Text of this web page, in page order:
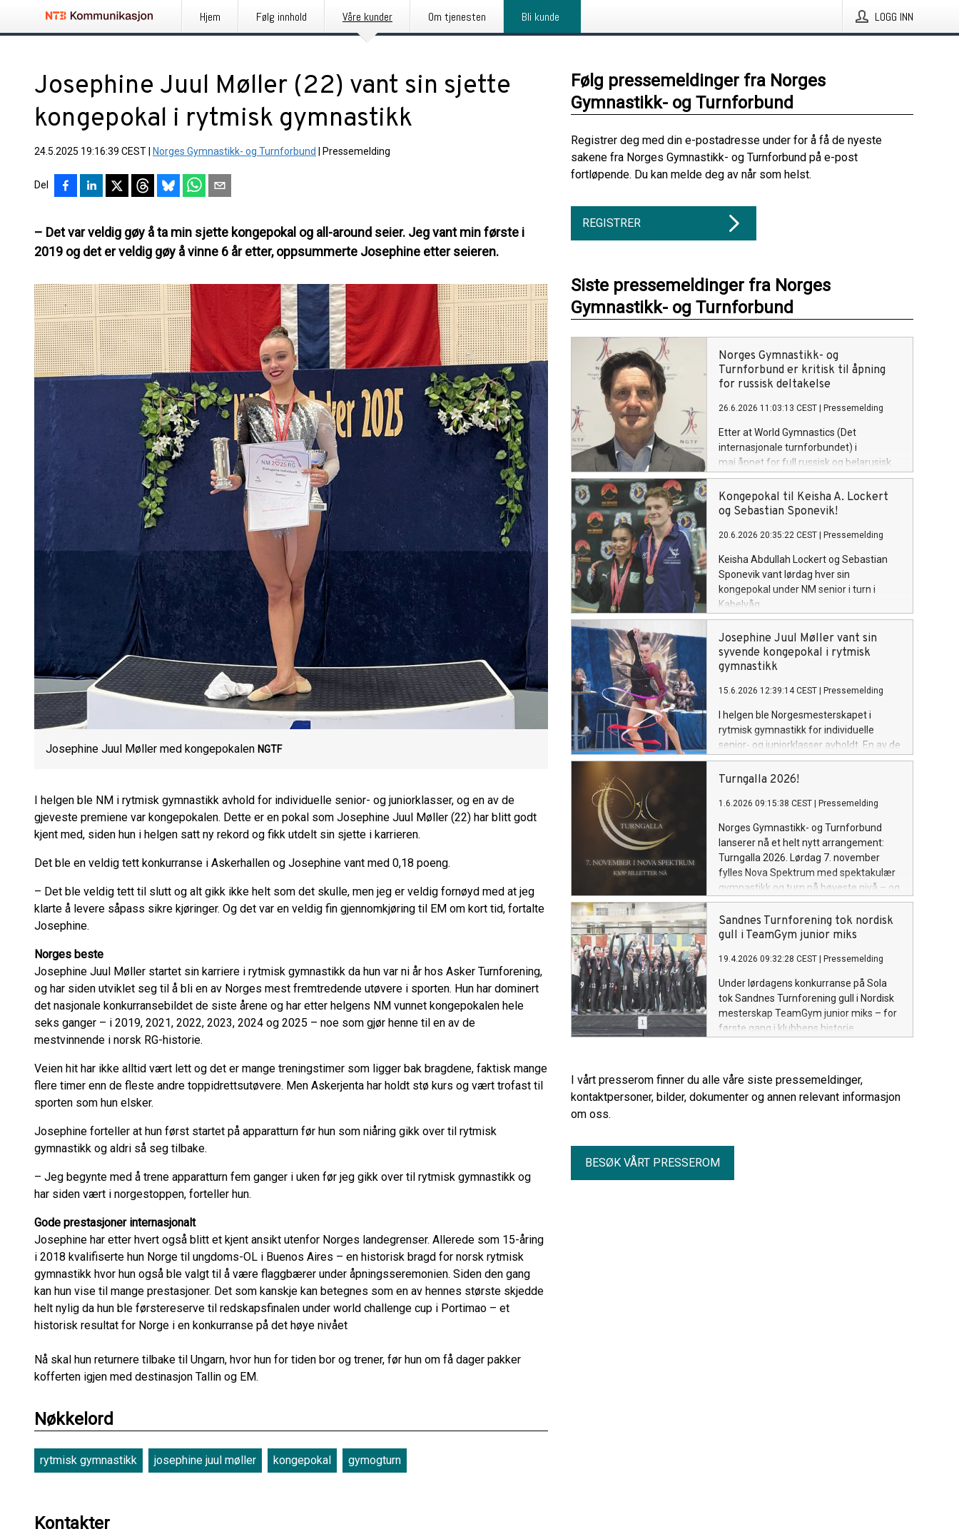
Hjem Følg innhold Våre kunder Om tjenesten Bli kunde LOGG INN
Josephine Juul Møller (22) vant sin sjette
kongepokal i rytmisk gymnastikk
24.5.2025 19:16:39 CEST Norges Gymnastikk- og Turnforbund Pressemelding
Del
– Det var veldig gøy å ta min sjette kongepokal og all-around seier. Jeg vant min første i
2019 og det er veldig gøy å vinne 6 år etter, oppsummerte Josephine etter seieren.
Josephine Juul Møller med kongepokalen NGTF
I helgen ble NM i rytmisk gymnastikk avhold for individuelle senior- og juniorklasser, og en av de
gjeveste premiene var kongepokalen. Dette er en pokal som Josephine Juul Møller (22) har blitt godt
kjent med, siden hun i helgen satt ny rekord og fikk utdelt sin sjette i karrieren.
Det ble en veldig tett konkurranse i Askerhallen og Josephine vant med 0,18 poeng.
– Det ble veldig tett til slutt og alt gikk ikke helt som det skulle, men jeg er veldig fornøyd med at jeg
klarte å levere såpass sikre kjøringer. Og det var en veldig fin gjennomkjøring til EM om kort tid, fortalte
Josephine.
Norges beste
Josephine Juul Møller startet sin karriere i rytmisk gymnastikk da hun var ni år hos Asker Turnforening,
og har siden utviklet seg til å bli en av Norges mest fremtredende utøvere i sporten. Hun har dominert
det nasjonale konkurransebildet de siste årene og har etter helgens NM vunnet kongepokalen hele
seks ganger – i 2019, 2021, 2022, 2023, 2024 og 2025 – noe som gjør henne til en av de
mestvinnende i norsk RG-historie.
Veien hit har ikke alltid vært lett og det er mange treningstimer som ligger bak bragdene, faktisk mange
flere timer enn de fleste andre toppidrettsutøvere. Men Askerjenta har holdt stø kurs og vært trofast til
sporten som hun elsker.
Josephine forteller at hun først startet på apparatturn før hun som niåring gikk over til rytmisk
gymnastikk og aldri så seg tilbake.
– Jeg begynte med å trene apparatturn fem ganger i uken før jeg gikk over til rytmisk gymnastikk og
har siden vært i norgestoppen, forteller hun.
Gode prestasjoner internasjonalt
Josephine har etter hvert også blitt et kjent ansikt utenfor Norges landegrenser. Allerede som 15-åring
i 2018 kvalifiserte hun Norge til ungdoms-OL i Buenos Aires – en historisk bragd for norsk rytmisk
gymnastikk hvor hun også ble valgt til å være flaggbærer under åpningsseremonien. Siden den gang
kan hun vise til mange prestasjoner. Det som kanskje kan betegnes som en av hennes største skjedde
helt nylig da hun ble førstereserve til redskapsfinalen under world challenge cup i Portimao – et
historisk resultat for Norge i en konkurranse på det høye nivået
Nå skal hun returnere tilbake til Ungarn, hvor hun for tiden bor og trener, før hun om få dager pakker
kofferten igjen med destinasjon Tallin og EM.
Nøkkelord
rytmisk gymnastikk josephine juul møller kongepokal gymogturn
Kontakter
Følg pressemeldinger fra Norges
Gymnastikk- og Turnforbund
Registrer deg med din e-postadresse under for å få de nyeste
sakene fra Norges Gymnastikk- og Turnforbund på e-post
fortløpende. Du kan melde deg av når som helst.
REGISTRER
Siste pressemeldinger fra Norges
Gymnastikk- og Turnforbund
Norges Gymnastikk- og
Turnforbund er kritisk til åpning
for russisk deltakelse
26.6.2026 11:03:13 CEST Pressemelding
Etter at World Gymnastics (Det
internasjonale turnforbundet) i
mai åpnet for full russisk og belarusisk
deltakelse, skal European Gymnastics i
en ekstraordinær kongress på mandag
stemme over hvorvidt dette også skal
europeiske forbundet. Norges
holdning mot russisk og belarussisk
deltagelse er uforandret.
Kongepokal til Keisha A. Lockert
og Sebastian Sponevik!
20.6.2026 20:35:22 CEST Pressemelding
Keisha Abdullah Lockert og Sebastian
Sponevik vant lørdag hver sin
kongepokal under NM senior i turn i
Kabelvåg.
Josephine Juul Møller vant sin
syvende kongepokal i rytmisk
gymnastikk
15.6.2026 12:39:14 CEST Pressemelding
I helgen ble Norgesmesterskapet i
rytmisk gymnastikk for individuelle
senior- og juniorklasser avholdt. En av de
mest prestisjefylte utmerkelsene som
ble delt ut var kongepokalen, og den gikk
seieren sikret seg sin syvende
Turngalla 2026!
1.6.2026 09:15:38 CEST Pressemelding
Norges Gymnastikk- og Turnforbund
lanserer nå et helt nytt arrangement:
Turngalla 2026. Lørdag 7. november
fylles Nova Spektrum med spektakulær
gymnastikk og turn på høyeste nivå – og
billettsalget er nå åpnet.
Sandnes Turnforening tok nordisk
gull i TeamGym junior miks
19.4.2026 09:32:28 CEST Pressemelding
Under lørdagens konkurranse på Sola
tok Sandnes Turnforening gull i Nordisk
mesterskap TeamGym junior miks – for
første gang i klubbens historie.
I vårt presserom finner du alle våre siste pressemeldinger,
kontaktpersoner, bilder, dokumenter og annen relevant informasjon
om oss.
BESØK VÅRT PRESSEROM